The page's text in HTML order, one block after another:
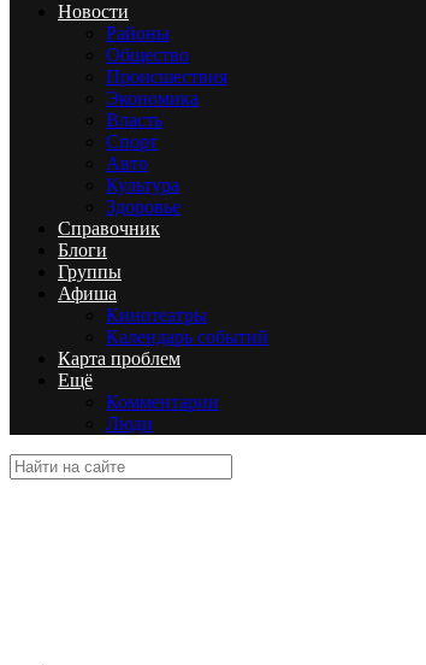
Новости
Районы
Общество
Происшествия
Экономика
Власть
Спорт
Авто
Культура
Здоровье
Справочник
Блоги
Группы
Афиша
Кинотеатры
Календарь событий
Карта проблем
Ещё
Комментарии
Люди